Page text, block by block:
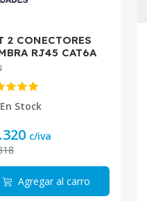
2 CONECTORES
RJ45 CAT6A
BLINDADO BDN-
En Stock
c/iva
Agregar al carro